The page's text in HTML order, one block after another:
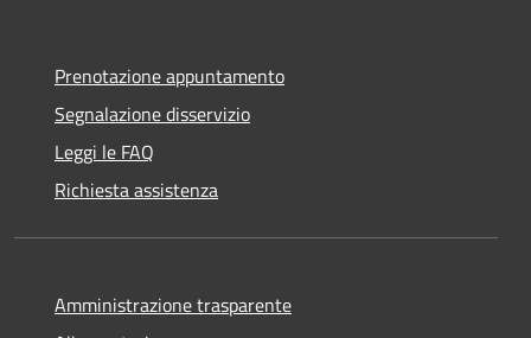
Prenotazione appuntamento
Segnalazione disservizio
Leggi le FAQ
Richiesta assistenza
Amministrazione trasparente